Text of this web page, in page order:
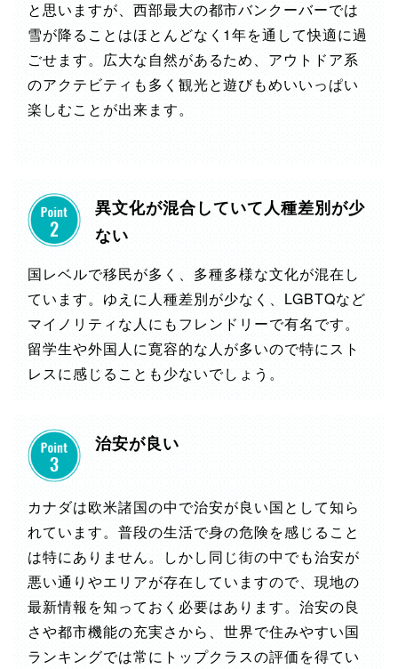
と思いますが、西部最大の都市バンクーバーでは
雪が降ることはほとんどなく1年を通して快適に過
ごせます。広大な自然があるため、アウトドア系
のアクテビティも多く観光と遊びもめいいっぱい
楽しむことが出来ます。
異文化が混合していて人種差別が少
ない
国レベルで移民が多く、多種多様な文化が混在し
ています。ゆえに人種差別が少なく、LGBTQなど
マイノリティな人にもフレンドリーで有名です。
留学生や外国人に寛容的な人が多いので特にスト
レスに感じることも少ないでしょう。
治安が良い
カナダは欧米諸国の中で治安が良い国として知ら
れています。普段の生活で身の危険を感じること
は特にありません。しかし同じ街の中でも治安が
悪い通りやエリアが存在していますので、現地の
最新情報を知っておく必要はあります。治安の良
さや都市機能の充実さから、世界で住みやすい国
ランキングでは常にトップクラスの評価を得てい